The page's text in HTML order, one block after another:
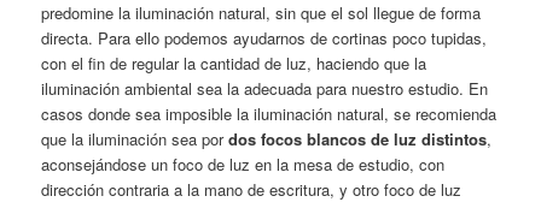
predomine la iluminación natural, sin que el sol llegue de forma
directa. Para ello podemos ayudarnos de cortinas poco tupidas,
con el fin de regular la cantidad de luz, haciendo que la
iluminación ambiental sea la adecuada para nuestro estudio. En
casos donde sea imposible la iluminación natural, se recomienda
que la iluminación sea pordos focos blancos de luz distintos,
aconsejándose un foco de luz en la mesa de estudio, con
dirección contraria a la mano de escritura, y otro foco de luz